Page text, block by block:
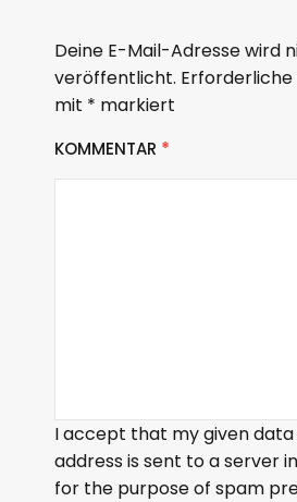
Deine E-Mail-Adresse wird
veröffentlicht. Erforderliche
mit * markiert
KOMMENTAR *
I accept that my given data
address is sent to a server
for the purpose of spam